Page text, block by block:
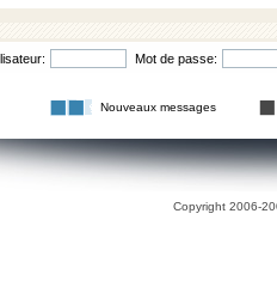
Mot de passe:
Nouveaux messages
Copyright 2006-